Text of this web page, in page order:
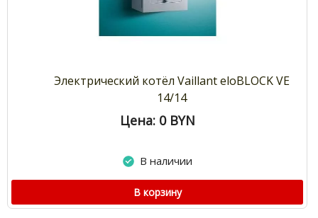
Электрический котёл Vaillant eloBLOCK VE
14/14
Цена: 0 BYN
В наличии
В корзину